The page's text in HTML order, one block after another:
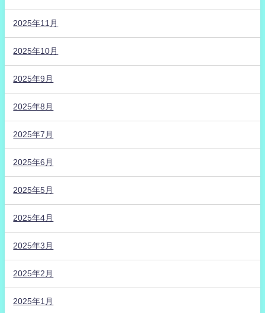
2025年11月
2025年10月
2025年9月
2025年8月
2025年7月
2025年6月
2025年5月
2025年4月
2025年3月
2025年2月
2025年1月